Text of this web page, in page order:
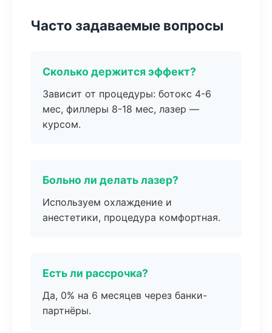
Часто задаваемые вопросы
Сколько держится эффект?
Зависит от процедуры: ботокс 4-6
мес, филлеры 8-18 мес, лазер —
курсом.
Больно ли делать лазер?
Используем охлаждение и
анестетики, процедура комфортная.
Есть ли рассрочка?
Да, 0% на 6 месяцев через банки-
партнёры.